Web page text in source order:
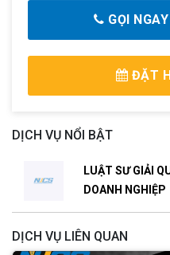
GỌI
ĐẶT
DỊCH VỤ NỔI BẬT
LUẬT SƯ GIẢI
DOANH NGHIỆP
DỊCH VỤ LIÊN QUAN